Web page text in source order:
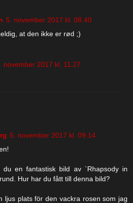
5. november 2017 kl. 08.40
at den ikke er rød ;)
november 2017 kl. 11.27
5. november 2017 kl. 09.14
du en fantastisk bild av `Rhapsody in
Hur har du fått till denna bild?
ljus plats för den vackra rosen som jag